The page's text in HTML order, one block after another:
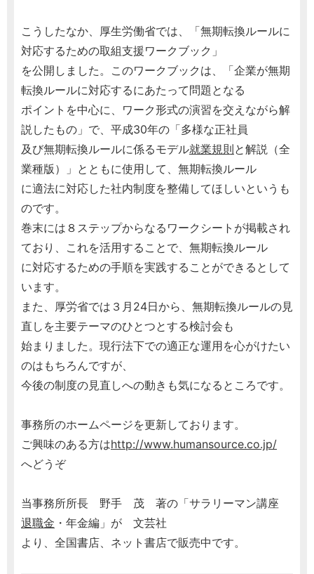
こうしたなか、厚生労働省では、「無期転換ルールに
対応するための取組支援ワークブック」
を公開しました。このワークブックは、「企業が無期
転換ルールに対応するにあたって問題となる
ポイントを中心に、ワーク形式の演習を交えながら解
説したもの」で、平成30年の「多様な正社員
及び無期転換ルールに係るモデル就業規則と解説（全
業種版）」とともに使用して、無期転換ルール
に適法に対応した社内制度を整備してほしいというも
のです。
巻末には８ステップからなるワークシートが掲載され
ており、これを活用することで、無期転換ルール
に対応するための手順を実践することができるとして
います。
また、厚労省では３月24日から、無期転換ルールの見
直しを主要テーマのひとつとする検討会も
始まりました。現行法下での適正な運用を心がけたい
のはもちろんですが、
今後の制度の見直しへの動きも気になるところです。
事務所のホームページを更新しております。
ご興味のある方はhttp://www.humansource.co.jp/
へどうぞ
当事務所所長 野手 茂 著の「サラリーマン講座
退職金 ・年金編」が 文芸社
より、全国書店、ネット書店で販売中です。